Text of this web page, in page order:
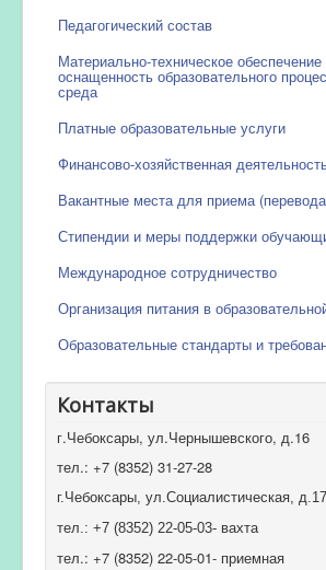
Педагогический состав
Материально-техническое обеспечение
оснащенность образовательного
среда
Платные образовательные услуги
Финансово-хозяйственная
Вакантные места для приема
Стипендии и меры поддержки
Международное сотрудничество
Организация питания в
Образовательные стандарты и
Контакты
г.Чебоксары, ул.Чернышевского, д.16
тел.: +7 (8352) 31-27-28
г.Чебоксары, ул.Социалистическая,
тел.: +7 (8352) 22-05-03- вахта
тел.: +7 (8352) 22-05-01- приемная